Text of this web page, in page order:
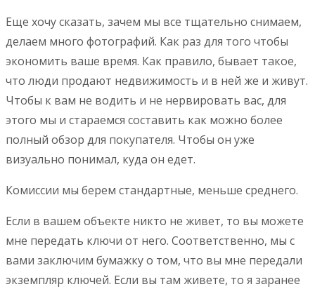
Еще хочу сказать, зачем мы все тщательно снимаем,
делаем много фотографий. Как раз для того чтобы
экономить ваше время. Как правило, бывает такое,
что люди продают недвижимость и в ней же и живут.
Чтобы к вам не водить и не нервировать вас, для
этого мы и стараемся составить как можно более
полный обзор для покупателя. Чтобы он уже
визуально понимал, куда он едет.
Комиссии мы берем стандартные, меньше среднего.
Если в вашем объекте никто не живет, то вы можете
мне передать ключи от него. Соответственно, мы с
вами заключим бумажку о том, что вы мне передали
экземпляр ключей. Если вы там живете, то я заранее